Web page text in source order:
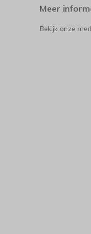
Meer
Bekijk onze